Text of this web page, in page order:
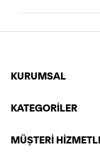
KURUMSAL
KATEGORİLER
MÜŞTERİ